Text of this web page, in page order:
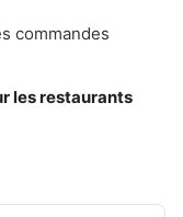
commandes
les restaurants